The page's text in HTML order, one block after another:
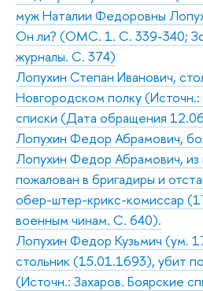
муж Наталии Федоровны
Он ли? (ОМС. 1. С. 339-340;
журналы. С. 374)
Лопухин Степан Иванович,
Новгородском полку (Источн.:
списки (Дата обращения
Лопухин Федор Абрамович,
Лопухин Федор Абрамович,
пожалован в бригадиры и
обер-штер-крикс-комиссар
военным чинам. С. 640).
Лопухин Федор Кузьмич (ум.
стольник (15.01.1693), убит
(Источн.: Захаров. Боярские